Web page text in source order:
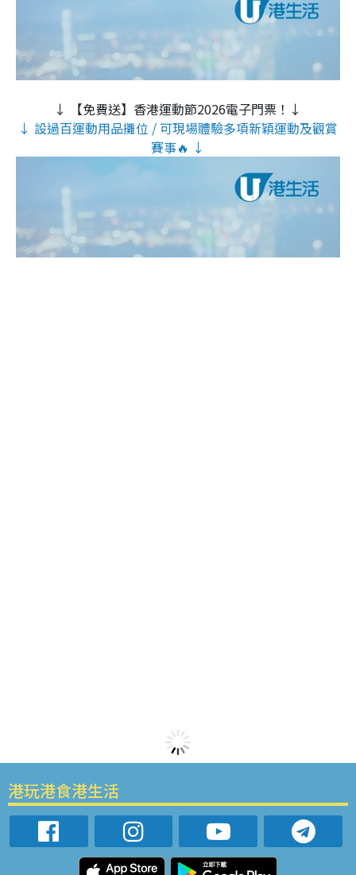
↓ 【免費送】香港運動節2026電子門票！↓
↓ 設過百運動用品攤位 / 可現場體驗多項新穎運動及觀賞
賽事🔥 ↓
港玩港食港生活